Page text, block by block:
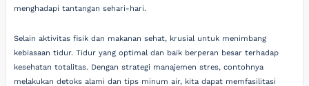
menghadapi tantangan sehari-hari.
Selain aktivitas fisik dan makanan sehat, krusial untuk menimbang
kebiasaan tidur. Tidur yang optimal dan baik berperan besar terhadap
kesehatan totalitas. Dengan strategi manajemen stres, contohnya
melakukan detoks alami dan tips minum air, kita dapat memfasilitasi